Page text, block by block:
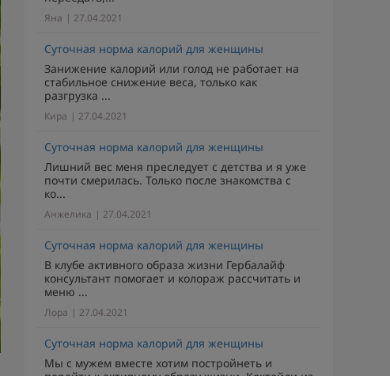
Яна | 27.04.2021
Суточная норма калорий для женщины
Занижение калорий или голод не работает на
стабильное снижение веса, только как
разгрузка ...
Кира | 27.04.2021
Суточная норма калорий для женщины
Лишний вес меня преследует с детства и я уже
почти смерилась. Только после знакомства с
ко...
Анжелика | 27.04.2021
Суточная норма калорий для женщины
В клубе активного образа жизни Гербалайф
консультант помогает и колораж рассчитать и
меню ...
Лора | 27.04.2021
Суточная норма калорий для женщины
Мы с мужем вместе хотим постройнеть и